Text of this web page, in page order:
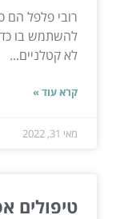
רובי פלפל הם
להשתמש בו
לא קטלניים...
קרא עוד »
מאי 31, 2022
טיפולים